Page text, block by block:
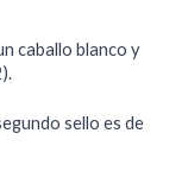
caballo blanco y
sello es de